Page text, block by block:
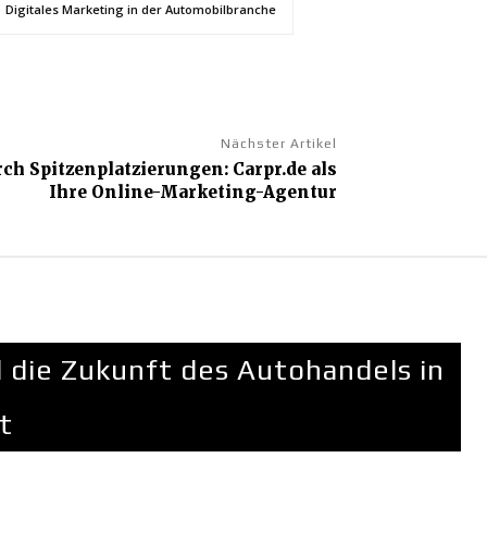
Digitales Marketing in der Automobilbranche
Nächster Artikel
Spitzenplatzierungen: Carpr.de als
Ihre Online-Marketing-Agentur
Zukunft des Autohandels in